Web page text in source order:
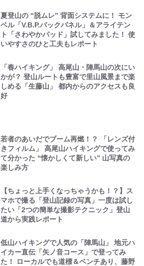
夏登山の “脱ムレ” 背面システムに！ モン
ベル「V.B.P.バックパネル」＆アライテン
ト「さわやかパッド」試してみました！ 使
いやすさのひと工夫もレポート
「春ハイキング」 高尾山・陣馬山の次にい
かが？ 登山ルートも豊富で里山風景まで楽
しめる「生藤山」 都内からのアクセスも良
好
若者のあいだでブーム再燃！？ 「レンズ付
きフィルム」 高尾山ハイキングで使ってみ
て分かった “懐かしくて新しい” 山写真の
楽しみ方
【ちょっと上手くなっちゃうかも！？】ス
マホで撮る「登山記録の写真」一度は試し
たい「2つの簡単な撮影テクニック」登山
道から実践レポート
低山ハイキングで人気の「陣馬山」 地元ハ
イカー直伝「矢ノ音コース」で登ってみ
た！ ローカルでも道標＆ベンチあり、藤野